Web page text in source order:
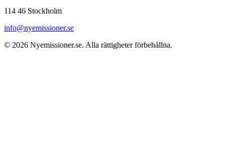
114 46 Stockholm
info@nyemissioner.se
© 2026 Nyemissioner.se. Alla rättigheter förbehållna.